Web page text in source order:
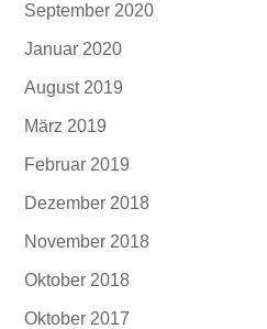
September 2020
Januar 2020
August 2019
März 2019
Februar 2019
Dezember 2018
November 2018
Oktober 2018
Oktober 2017